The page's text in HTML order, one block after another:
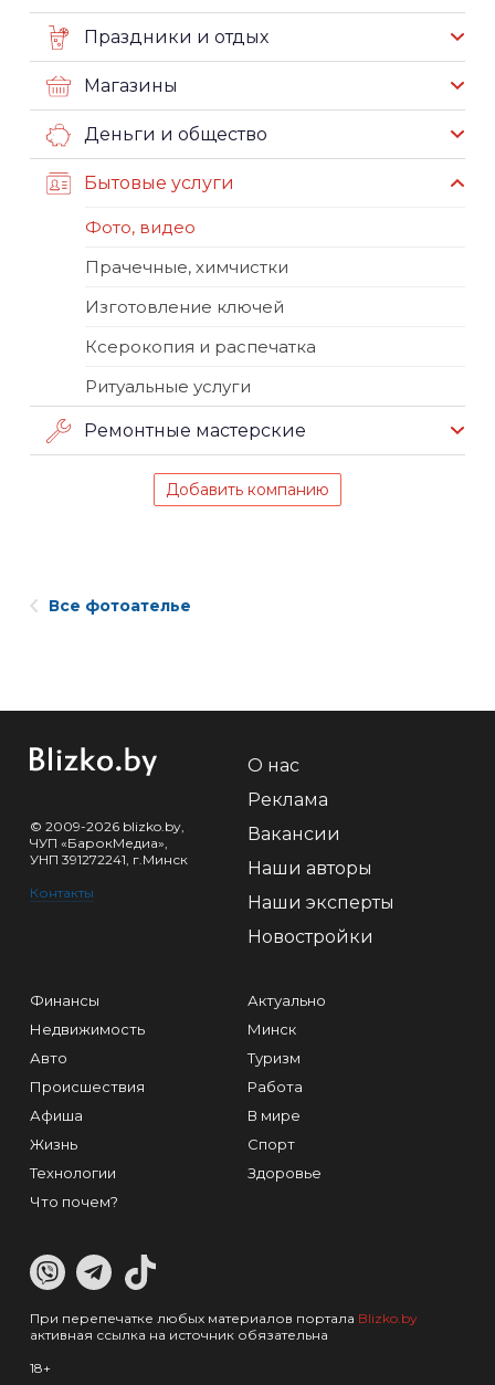
Праздники и отдых
Магазины
Деньги и общество
Бытовые услуги
Фото, видео
Прачечные, химчистки
Изготовление ключей
Ксерокопия и распечатка
Ритуальные услуги
Ремонтные мастерские
Добавить компанию
Все фотоателье
© 2009-2026 blizko.by,
ЧУП «БарокМедиа»,
УНП 391272241, г.Минск
Контакты
О нас
Реклама
Вакансии
Наши авторы
Наши эксперты
Новостройки
Финансы
Недвижимость
Авто
Происшествия
Афиша
Жизнь
Технологии
Что почем?
Актуально
Минск
Туризм
Работа
В мире
Спорт
Здоровье
При перепечатке любых материалов портала Blizko.by
активная ссылка на источник обязательна
18+